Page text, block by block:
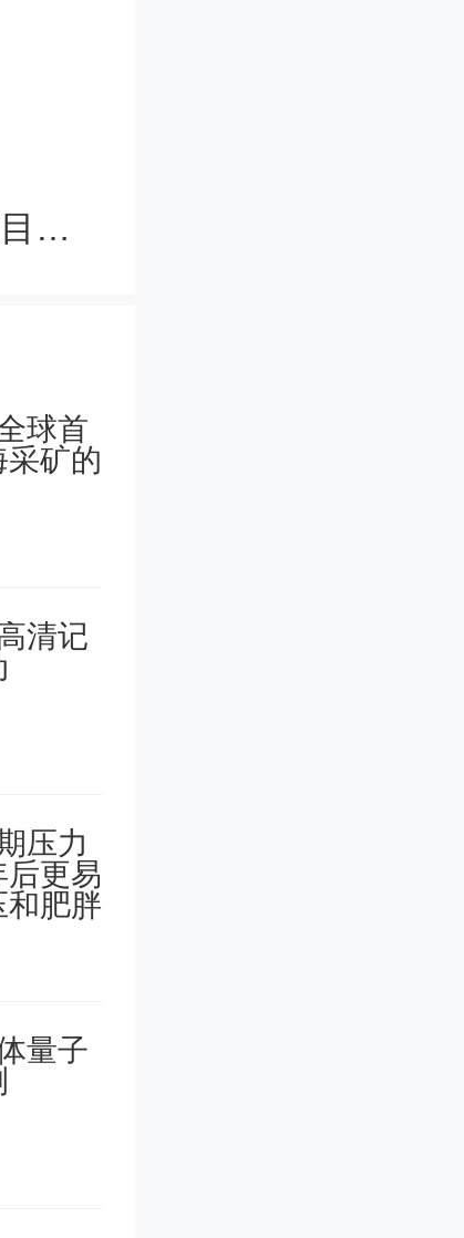
励按
两
产业
经济
年度
励金
指标
总
受地
政策
发展
具体
1563项，安徽发布自然科学基金到期项目结题通知